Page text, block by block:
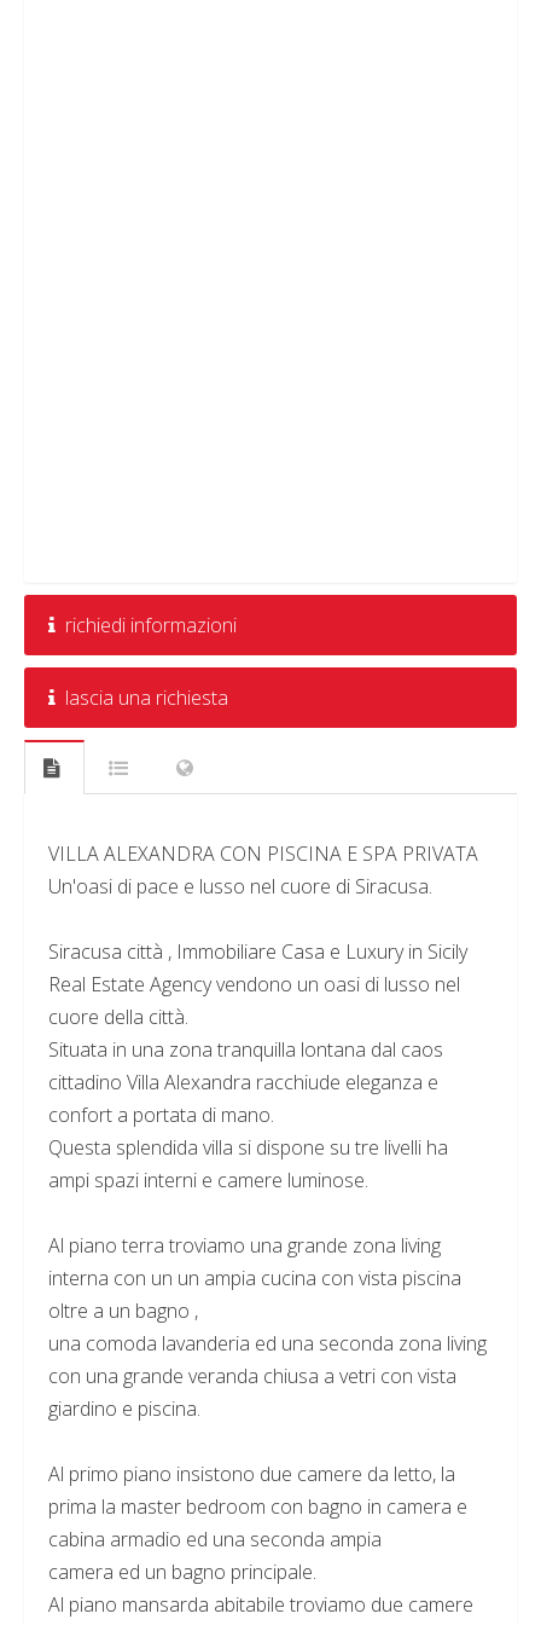
richiedi informazioni
lascia una richiesta
VILLA ALEXANDRA CON PISCINA E SPA PRIVATA
Un'oasi di pace e lusso nel cuore di Siracusa.
Siracusa città , Immobiliare Casa e Luxury in Sicily
Real Estate Agency vendono un oasi di lusso nel
cuore della città.
Situata in una zona tranquilla lontana dal caos
cittadino Villa Alexandra racchiude eleganza e
confort a portata di mano.
Questa splendida villa si dispone su tre livelli ha
ampi spazi interni e camere luminose.
Al piano terra troviamo una grande zona living
interna con un un ampia cucina con vista piscina
oltre a un bagno ,
una comoda lavanderia ed una seconda zona living
con una grande veranda chiusa a vetri con vista
giardino e piscina.
Al primo piano insistono due camere da letto, la
prima la master bedroom con bagno in camera e
cabina armadio ed una seconda ampia
camera ed un bagno principale.
Al piano mansarda abitabile troviamo due camere